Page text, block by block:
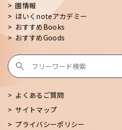
園情報
ほいくnoteアカデミー
おすすめBooks
おすすめGoods
よくあるご質問
サイトマップ
プライバシーポリシー